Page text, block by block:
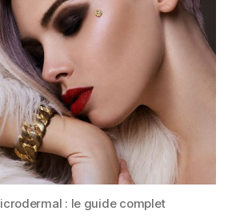
guide
complet
: le guide complet